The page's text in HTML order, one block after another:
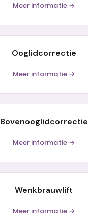
Meer informatie →
Ooglidcorrectie
Meer informatie →
Bovenooglidcorrectie
Meer informatie →
Wenkbrauwlift
Meer informatie →